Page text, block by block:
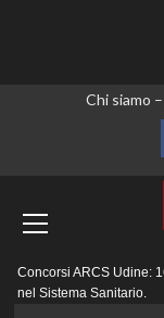
Chi siamo
principale
Concorsi ARCS Udine:
nel Sistema Sanitario.